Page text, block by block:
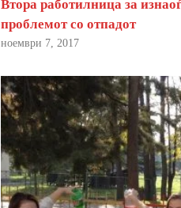
Втора работилница за
проблемот со отпадот
ноември 7, 2017